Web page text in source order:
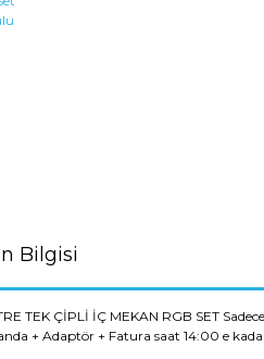
Bilgisi
TEK ÇİPLİ İÇ MEKAN RGB SET
+ Adaptör + Fatura saat 14:00 e